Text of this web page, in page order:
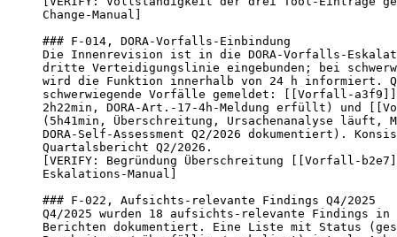
Change-Manual]
### F-014, DORA-Vorfalls-Einbindung
Die Innenrevision ist in die DORA-Vorfalls-
dritte Verteidigungslinie eingebunden; bei
wird die Funktion innerhalb von 24 h informiert.
schwerwiegende Vorfälle gemeldet: [[Vorfall-
2h22min, DORA-Art.-17-4h-Meldung erfüllt) und
(5h41min, Überschreitung, Ursachenanalyse läuft,
DORA-Self-Assessment Q2/2026 dokumentiert).
Quartalsbericht Q2/2026.
[VERIFY: Begründung Überschreitung [[Vorfall-
Eskalations-Manual]
### F-022, Aufsichts-relevante Findings Q4/2025
Q4/2025 wurden 18 aufsichts-relevante Findings
Berichten dokumentiert. Eine Liste mit Status